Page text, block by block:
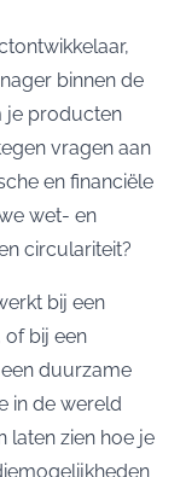
binnen de
je producten
vragen aan
en financiële
wet- en
circulariteit?
bij een
of bij een
duurzame
in de wereld
laten zien hoe je